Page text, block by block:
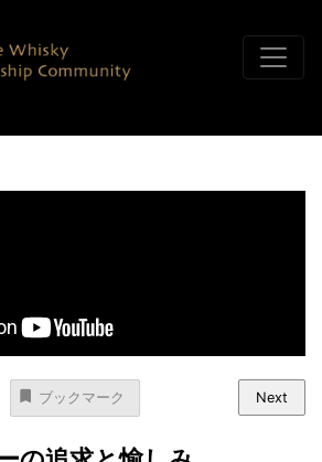
ブックマーク Next